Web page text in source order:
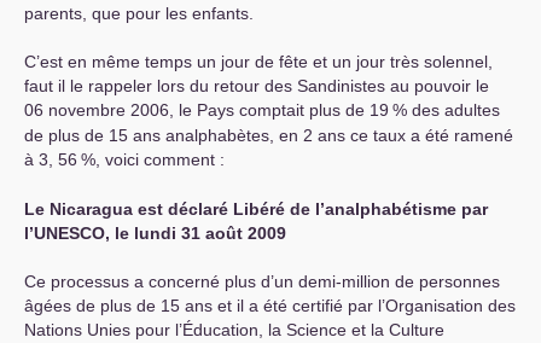
parents, que pour les enfants.
C’est en même temps un jour de fête et un jour très solennel,
faut il le rappeler lors du retour des Sandinistes au pouvoir le
06 novembre 2006, le Pays comptait plus de 19 % des adultes
de plus de 15 ans analphabètes, en 2 ans ce taux a été ramené
à 3, 56 %, voici comment :
Le Nicaragua est déclaré Libéré de l’analphabétisme par
l’UNESCO, le lundi 31 août 2009
Ce processus a concerné plus d’un demi-million de personnes
âgées de plus de 15 ans et il a été certifié par l’Organisation des
Nations Unies pour l’Éducation, la Science et la Culture